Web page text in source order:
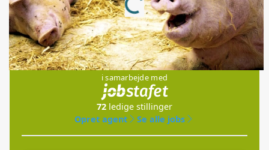
Loading...
Jobs
i samarbejde med
72 ledige stillinger
Opret agent
Se alle jobs